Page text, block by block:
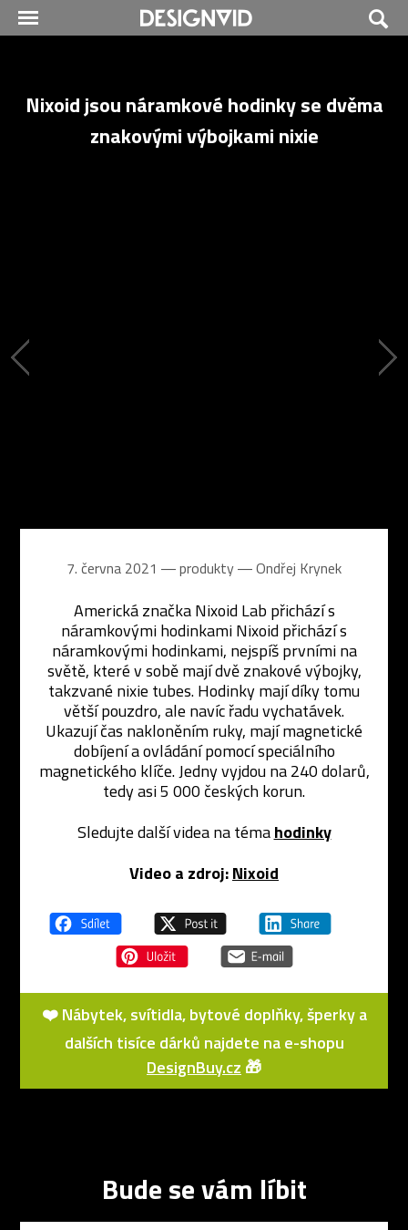
Nixoid jsou náramkové hodinky se dvěma
znakovými výbojkami nixie
7. června 2021 ― produkty ―Ondřej Krynek
Americká značka Nixoid Lab přichází s
náramkovými hodinkami Nixoid přichází s
náramkovými hodinkami, nejspíš prvními na
světě, které v sobě mají dvě znakové výbojky,
takzvané nixie tubes. Hodinky mají díky tomu
větší pouzdro, ale navíc řadu vychatávek.
Ukazují čas nakloněním ruky, mají magnetické
dobíjení a ovládání pomocí speciálního
magnetického klíče. Jedny vyjdou na 240 dolarů,
tedy asi 5 000 českých korun.
Sledujte další videa na témahodinky
Video a zdroj:Nixoid
❤️ Nábytek, svítidla, bytové doplňky, šperky a
dalších tisíce dárků najdete na e-shopu
DesignBuy.cz 🎁
Bude se vám líbit